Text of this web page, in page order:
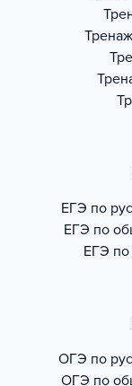
ЕГЭ по
ЕГЭ по
ЕГЭ
ОГЭ по
ОГЭ по